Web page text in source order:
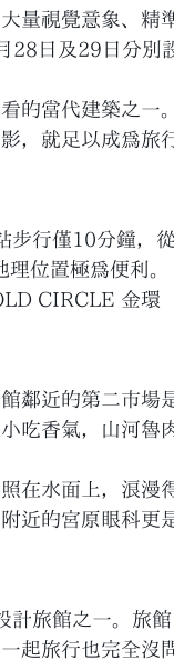
量視覺意象、精
28日及29日分別
的當代建築之一。
，就足以成為旅
步行僅10分鐘，從
位置極為便利。
CIRCLE 金環
鄰近的第二市場
吃香氣，山河魯
在水面上，浪漫
近的宮原眼科更
計旅館之一。旅館
起旅行也完全沒